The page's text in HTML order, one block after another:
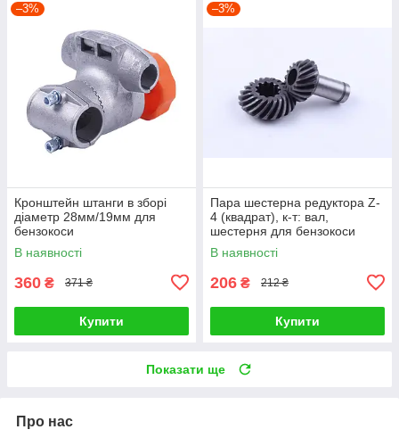
–3%
Кронштейн штанги в зборі
діаметр 28мм/19мм для
бензокоси
В наявності
360 ₴ 371 ₴
Купити
–3%
Пара шестерна редуктора Z-
4 (квадрат), к-т: вал,
шестерня для бензокоси
В наявності
206 ₴ 212 ₴
Купити
Показати ще
Про нас